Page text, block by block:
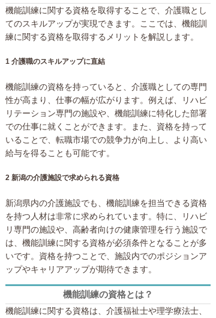
機能訓練に関する資格を取得することで、介護職とし
てのスキルアップが実現できます。ここでは、機能訓
練に関する資格を取得するメリットを解説します。
1 介護職のスキルアップに直結
機能訓練の資格を持っていると、介護職としての専門
性が高まり、仕事の幅が広がります。例えば、リハビ
リテーション専門の施設や、機能訓練に特化した部署
での仕事に就くことができます。また、資格を持って
いることで、転職市場での競争力が向上し、より高い
給与を得ることも可能です。
2 新潟の介護施設で求められる資格
新潟県内の介護施設でも、機能訓練を担当できる資格
を持つ人材は非常に求められています。特に、リハビ
リ専門の施設や、高齢者向けの健康管理を行う施設で
は、機能訓練に関する資格が必須条件となることが多
いです。資格を持つことで、施設内でのポジションア
ップやキャリアアップが期待できます。
機能訓練の資格とは？
機能訓練に関する資格は、介護福祉士や理学療法士、